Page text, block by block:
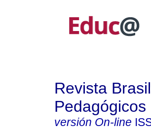
Revista
Pedagógicos
versión On-line